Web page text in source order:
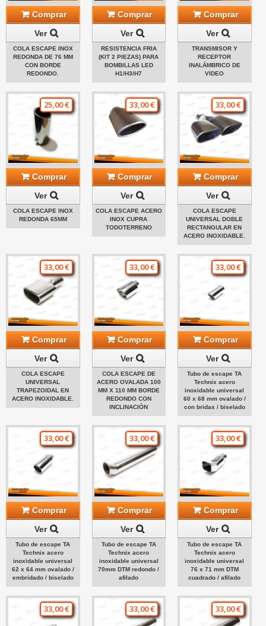
Comprar
Ver
COLA ESCAPE INOX
REDONDA DE 76 MM
CON BORDE
REDONDO.
Comprar
Ver
RESISTENCIA FRIA
(KIT 2 PIEZAS) PARA
BOMBILLAS LED
H1/H3/H7
Comprar
Ver
TRANSMISOR Y
RECEPTOR
INALÁMBRICO DE
VIDEO
25,00 €
Comprar
Ver
COLA ESCAPE INOX
REDONDA 65MM
33,00 €
Comprar
Ver
COLA ESCAPE ACERO
INOX CUPRA
TODOTERRENO
33,00 €
Comprar
Ver
COLA ESCAPE
UNIVERSAL DOBLE
RECTANGULAR EN
ACERO INOXIDABLE.
33,00 €
Comprar
Ver
COLA ESCAPE
UNIVERSAL
TRAPEZOIDAL EN
ACERO INOXIDABLE.
33,00 €
Comprar
Ver
COLA ESCAPE DE
ACERO OVALADA 100
MM X 110 MM BORDE
REDONDO CON
INCLINACIÓN
33,00 €
Comprar
Ver
Tubo de escape TA
Technix acero
inoxidable universal
60 x 68 mm ovalado /
con bridas / biselado
33,00 €
Comprar
Ver
Tubo de escape TA
Technix acero
inoxidable universal
62 x 64 mm ovalado /
embridado / biselado
33,00 €
Comprar
Ver
Tubo de escape TA
Technix acero
inoxidable universal
70mm DTM redondo /
afilado
33,00 €
Comprar
Ver
Tubo de escape TA
Technix acero
inoxidable universal
76 x 71 mm DTM
cuadrado / afilado
33,00 € 33,00 € 33,00 €